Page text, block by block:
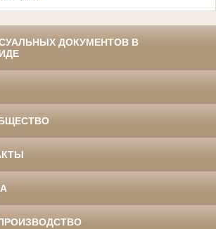
ДОКУМЕНТОВ В